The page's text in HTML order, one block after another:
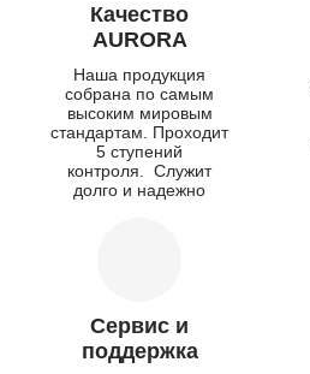
Качество
AURORA
Наша продукция
собрана по самым
высоким мировым
стандартам. Проходит
5 ступений
контроля. Служит
долго и надежно
Сервис и
поддержка